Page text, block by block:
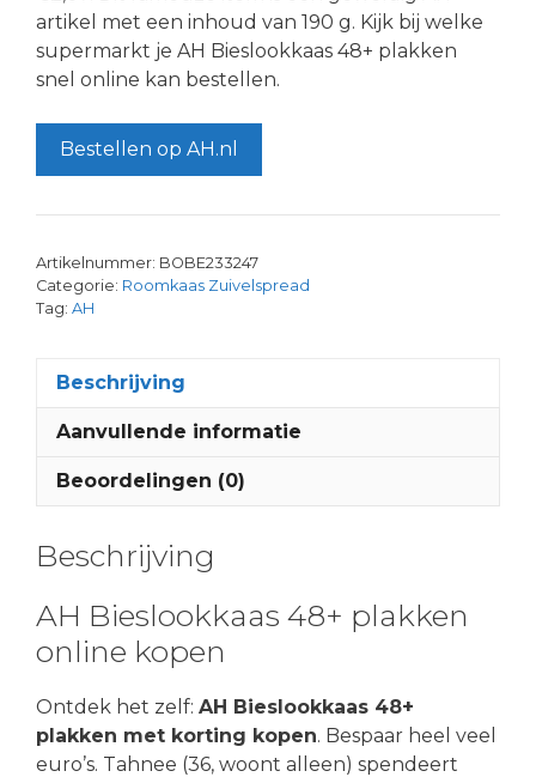
artikel met een inhoud van 190 g. Kijk bij welke
supermarkt je AH Bieslookkaas 48+ plakken
snel online kan bestellen.
Bestellen op AH.nl
Artikelnummer: BOBE233247
Categorie: Roomkaas Zuivelspread
Tag: AH
Beschrijving
Aanvullende informatie
Beoordelingen (0)
Beschrijving
AH Bieslookkaas 48+ plakken
online kopen
Ontdek het zelf: AH Bieslookkaas 48+
plakken met korting kopen. Bespaar heel veel
euro’s. Tahnee (36, woont alleen) spendeert